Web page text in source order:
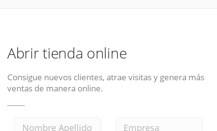
Abrir tienda online
Consigue nuevos clientes, atrae visitas y genera más
ventas de manera online.